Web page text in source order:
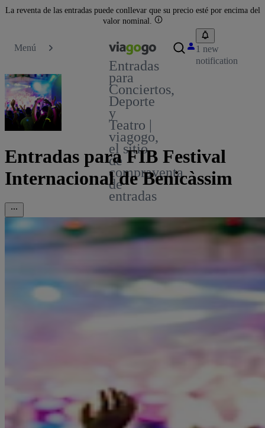
La reventa de las entradas puede conllevar que su precio esté por encima del
valor nominal.
Menú
Entradas
para
Conciertos,
Deporte
y
Teatro |
viagogo,
el sitio
de
compraventa
de
entradas
1 new
notification
Entradas para FIB Festival
Internacional de Benicàssim